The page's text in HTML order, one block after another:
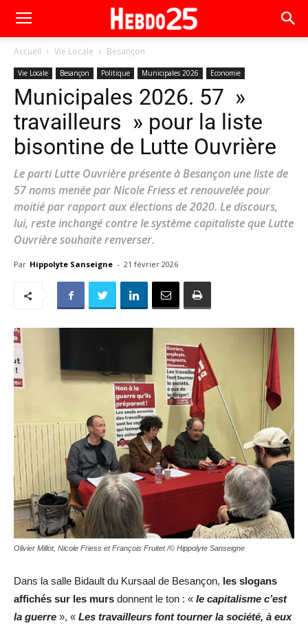
Accueil Vie Locale Besançon
Vie Locale Besançon Politique Municipales 2026 Economie
Municipales 2026. 57 »
travailleurs » pour la liste
bisontine de Lutte Ouvrière
Le parti Lutte Ouvrière présente à Besançon une liste de
57 noms menée par Nicole Friess et renouvelée pour
moitié par rapport aux élections de 2020. Le discours,
lui, reste inchangé contre le système capitaliste que Lutte
Ouvrière souhaite renverser.
Par Hippolyte Sanseigne - 21 février 2026
Olivier Millot, Nicole Friess et François Fruitet /© Hippolyte Sanseigne
Dans la salle Bidault du Kursaal de Besançon, les slogans
affichés sur les murs donnent le ton : « le capitalisme c’est
la guerre », « Les travailleurs font tourner la société, à eux